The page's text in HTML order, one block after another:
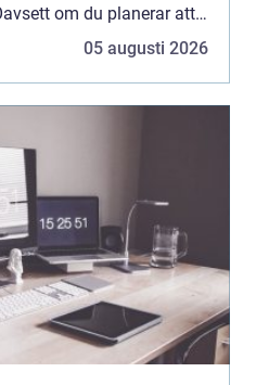
om du planerar att
05 augusti 2026